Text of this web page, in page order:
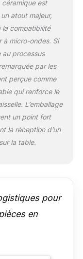
épaisse
font du
: Réactive
à une
dans
les
la
nature
de grès
céramique est
atout majeur,
la compatibilité
à micro-ondes. Si
au processus
par les
perçue comme
qui renforce le
L’emballage
un point fort
la réception d’un
la table.
pour
en